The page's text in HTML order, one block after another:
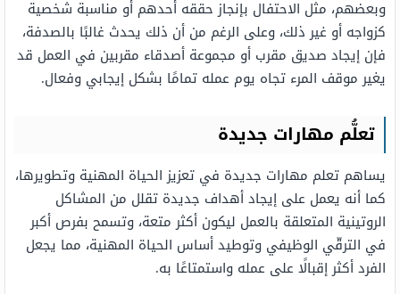
وبعضهم، مثل الاحتفال بإنجاز حققه أحدهم أو مناسبة شخصية
كزواجه أو غير ذلك، وعلى الرغم من أن ذلك يحدث غالبًا بالصدفة،
فإن إيجاد صديق مقرب أو مجموعة أصدقاء مقربين في العمل قد
يغير موقف المرء تجاه يوم عمله تمامًا بشكل إيجابي وفعال.
تعلُّم مهارات جديدة
يساهم تعلم مهارات جديدة في تعزيز الحياة المهنية وتطويرها،
كما أنه يعمل على إيجاد أهداف جديدة تقلل من المشاكل
الروتينية المتعلقة بالعمل ليكون أكثر متعة، وتسمح بفرص أكبر
في الترقّي الوظيفي وتوطيد أساس الحياة المهنية، مما يجعل
الفرد أكثر إقبالًا على عمله واستمتاعًا به.